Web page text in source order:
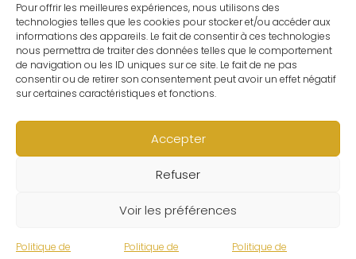
Pour offrir les meilleures expériences, nous utilisons des
technologies telles que les cookies pour stocker et/ou accéder aux
informations des appareils. Le fait de consentir à ces technologies
nous permettra de traiter des données telles que le comportement
de navigation ou les ID uniques sur ce site. Le fait de ne pas
consentir ou de retirer son consentement peut avoir un effet négatif
sur certaines caractéristiques et fonctions.
Accepter
Refuser
Voir les préférences
Politique de Politique de Politique de
Contact
C.G.V
Suivre ma commande
CONTACT
Un problème ? Une question ? Le Refuge du Sorcier™ est
à votre disposition 7j/7 et 24h/24.
Notre règle d’or ? Un client 100% satisfait.
© Le Refuge du Sorcier™